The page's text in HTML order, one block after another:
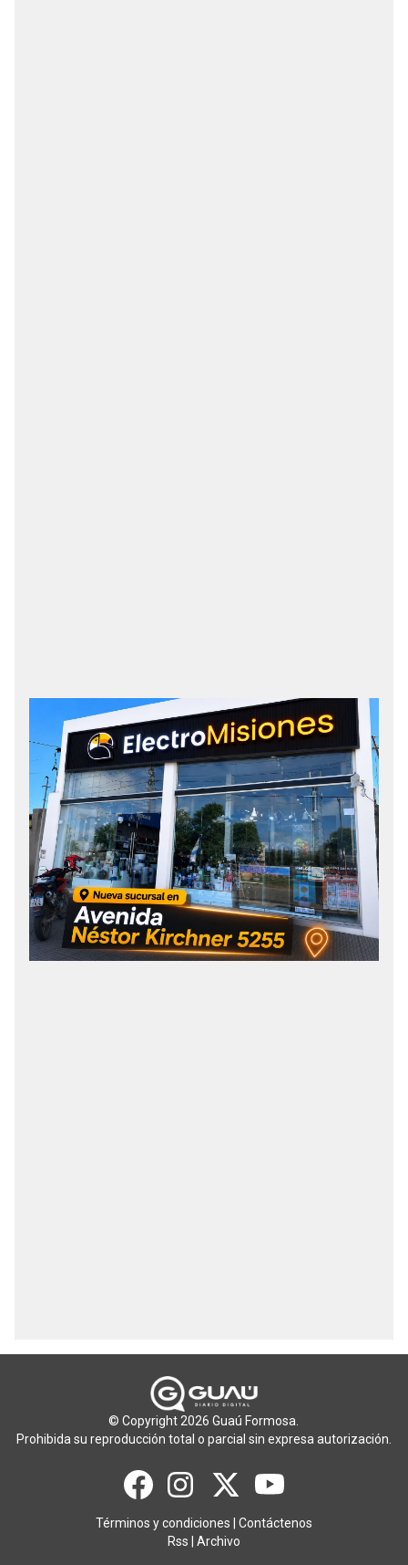
© Copyright 2026 Guaú Formosa.
Prohibida su reproducción total o parcial sin expresa autorización.
Términos y condiciones
Contáctenos
Rss
Archivo